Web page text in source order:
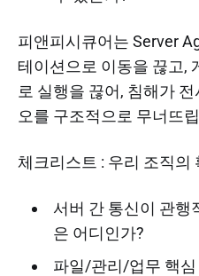
피앤피시큐어는 Server
테이션으로 이동을 끊고,
로 실행을 끊어, 침해가
오를 구조적으로 무너뜨
체크리스트 : 우리 조직의
서버 간 통신이 관행
은 어디인가?
파일/관리/업무 핵